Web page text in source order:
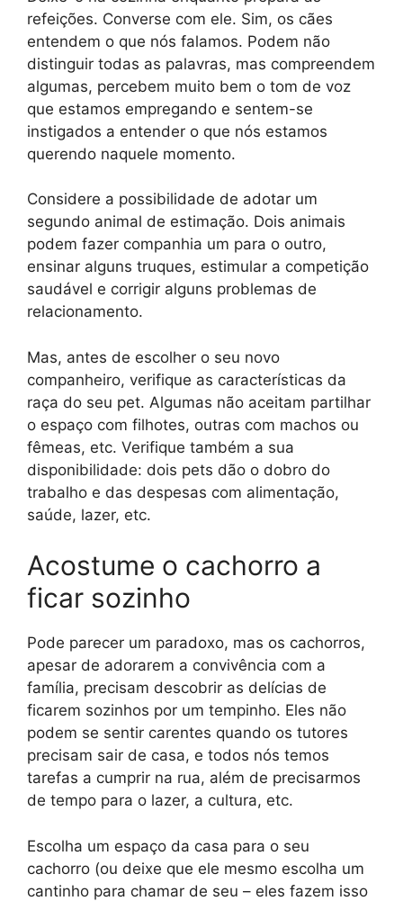
refeições. Converse com ele. Sim, os cães
entendem o que nós falamos. Podem não
distinguir todas as palavras, mas compreendem
algumas, percebem muito bem o tom de voz
que estamos empregando e sentem-se
instigados a entender o que nós estamos
querendo naquele momento.
Considere a possibilidade de adotar um
segundo animal de estimação. Dois animais
podem fazer companhia um para o outro,
ensinar alguns truques, estimular a competição
saudável e corrigir alguns problemas de
relacionamento.
Mas, antes de escolher o seu novo
companheiro, verifique as características da
raça do seu pet. Algumas não aceitam partilhar
o espaço com filhotes, outras com machos ou
fêmeas, etc. Verifique também a sua
disponibilidade: dois pets dão o dobro do
trabalho e das despesas com alimentação,
saúde, lazer, etc.
Acostume o cachorro a
ficar sozinho
Pode parecer um paradoxo, mas os cachorros,
apesar de adorarem a convivência com a
família, precisam descobrir as delícias de
ficarem sozinhos por um tempinho. Eles não
podem se sentir carentes quando os tutores
precisam sair de casa, e todos nós temos
tarefas a cumprir na rua, além de precisarmos
de tempo para o lazer, a cultura, etc.
Escolha um espaço da casa para o seu
cachorro (ou deixe que ele mesmo escolha um
cantinho para chamar de seu – eles fazem isso